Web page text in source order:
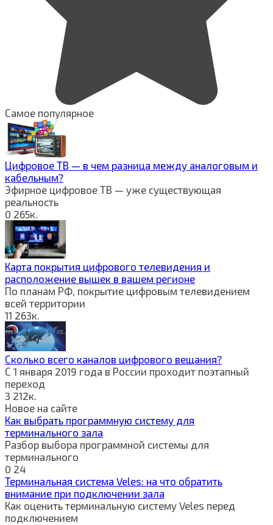
Самое популярное
Цифровое ТВ — в чем разница между аналоговым и
кабельным?
Эфирное цифровое ТВ — уже существующая
реальность
0 265к.
Карта покрытия цифрового телевидения и
расположение вышек в вашем регионе
По планам РФ, покрытие цифровым телевидением
всей территории
11 263к.
Сколько всего каналов цифрового вещания?
С 1 января 2019 года в России проходит поэтапный
переход
3 212к.
Новое на сайте
Как выбрать программную систему для
терминального зала
Разбор выбора программной системы для
терминального
0 24
Терминальная система Veles: на что обратить
внимание при подключении зала
Как оценить терминальную систему Veles перед
подключением